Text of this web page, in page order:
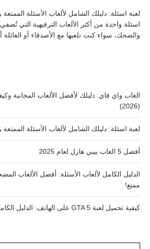
لعبة اسئلة: دليلك الشامل لألعاب الأسئلة الممتعة
اسئلة واحدة من أكثر الألعاب الترفيهية التي
والضحك، سواء كنت تلعبها مع الأصدقاء أو العائلة
العاب واي فاي: دليلك لأفضل الألعاب المجانية
(2026)
لعبة اسئلة: دليلك الشامل لألعاب الأسئلة الممتعة
أفضل 5 العاب بيبي هازل لعام 2025
الدليل الكامل لألعاب الأسئلة: أفضل الألعاب
ممتع!
كيفية تحميل لعبة GTA 5 على الهاتف: الدليل الكامل للمبتدئين